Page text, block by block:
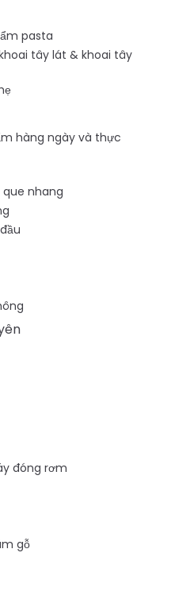
pasta
tây lát & khoai tây
hàng ngày và thực
nhang
đóng rơm
gỗ